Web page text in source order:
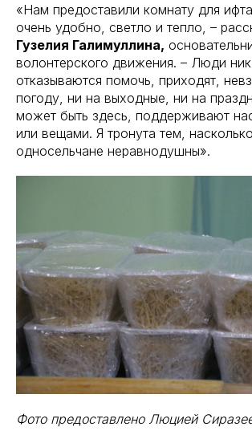
«Нам предоставили комнату для
очень удобно, светло и тепло, –
Гузелия Галимуллина,
волонтерского движения. – Люди
отказываются помочь, приходят,
погоду, ни на выходные, ни на
может быть здесь, поддерживают
или вещами. Я тронута тем, насколько
односельчане неравнодушны».
Фото предоставлено Люцией